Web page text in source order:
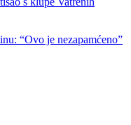
“Ovo je nezapamćeno”